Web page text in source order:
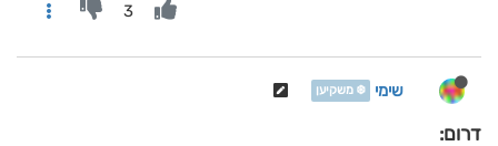
3
שימי ❄️ משקיען
דרום: